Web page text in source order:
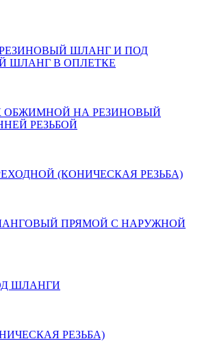
ШЛАНГ И ПОД
ШЛАНГ В ОПЛЕТКЕ
ОБЖИМНОЙ НА РЕЗИНОВЫЙ
РЕЗЬБОЙ
(КОНИЧЕСКАЯ РЕЗЬБА)
ПРЯМОЙ С НАРУЖНОЙ
ШЛАНГИ
РЕЗЬБА)